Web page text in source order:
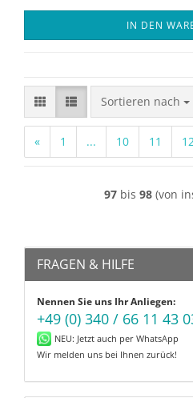
IN DEN
Sortieren nach
Sortieren nach
« 1 ... 10 11
97bis 98(von
FRAGEN & HILFE
Nennen Sie uns Ihr Anliegen:
+49 (0) 340 / 66 11 43
NEU: Jetzt auch per WhatsApp
Wir melden uns bei Ihnen zurück!